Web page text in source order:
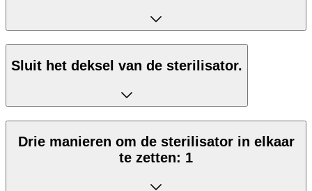
Sluit het deksel van de sterilisator.
Drie manieren om de sterilisator in elkaar
te zetten: 1